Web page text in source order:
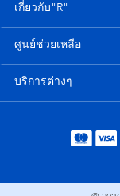
เกี่ยวกับ"R"
ศูนย์ช่วยเหลือ
บริการต่างๆ